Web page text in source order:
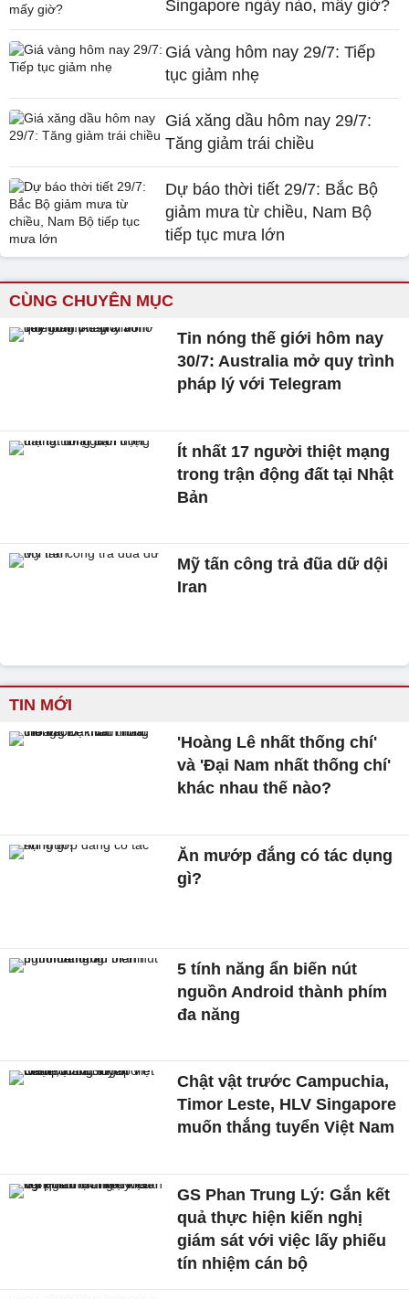
Singapore ngày nào, mấy giờ?
Giá vàng hôm nay 29/7: Tiếp
tục giảm nhẹ
Giá xăng dầu hôm nay 29/7:
Tăng giảm trái chiều
Dự báo thời tiết 29/7: Bắc Bộ
giảm mưa từ chiều, Nam Bộ
tiếp tục mưa lớn
CÙNG CHUYÊN MỤC
Tin nóng thế giới hôm nay
30/7: Australia mở quy trình
pháp lý với Telegram
Ít nhất 17 người thiệt mạng
trong trận động đất tại Nhật
Bản
Mỹ tấn công trả đũa dữ dội
Iran
TIN MỚI
'Hoàng Lê nhất thống chí'
và 'Đại Nam nhất thống chí'
khác nhau thế nào?
Ăn mướp đắng có tác dụng
gì?
5 tính năng ẩn biến nút
nguồn Android thành phím
đa năng
Chật vật trước Campuchia,
Timor Leste, HLV Singapore
muốn thắng tuyển Việt Nam
GS Phan Trung Lý: Gắn kết
quả thực hiện kiến nghị
giám sát với việc lấy phiếu
tín nhiệm cán bộ